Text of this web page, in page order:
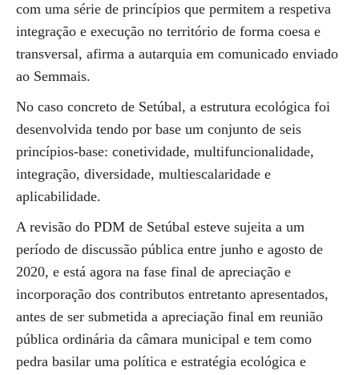
com uma série de princípios que permitem a respetiva
integração e execução no território de forma coesa e
transversal, afirma a autarquia em comunicado enviado
ao Semmais.
No caso concreto de Setúbal, a estrutura ecológica foi
desenvolvida tendo por base um conjunto de seis
princípios-base: conetividade, multifuncionalidade,
integração, diversidade, multiescalaridade e
aplicabilidade.
A revisão do PDM de Setúbal esteve sujeita a um
período de discussão pública entre junho e agosto de
2020, e está agora na fase final de apreciação e
incorporação dos contributos entretanto apresentados,
antes de ser submetida a apreciação final em reunião
pública ordinária da câmara municipal e tem como
pedra basilar uma política e estratégia ecológica e